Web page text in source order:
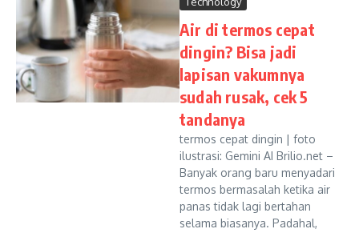
Air di termos cepat
dingin? Bisa jadi
lapisan vakumnya
sudah rusak, cek 5
tandanya
termos cepat dingin | foto
ilustrasi: Gemini AI Brilio.net –
Banyak orang baru menyadari
termos bermasalah ketika air
panas tidak lagi bertahan
selama biasanya. Padahal,